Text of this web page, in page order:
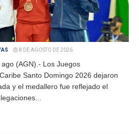
8 DE AGOSTO DE 2026
(AGN).- Los Juegos
Santo Domingo 2026 dejaron
y el medallero fue reflejado el